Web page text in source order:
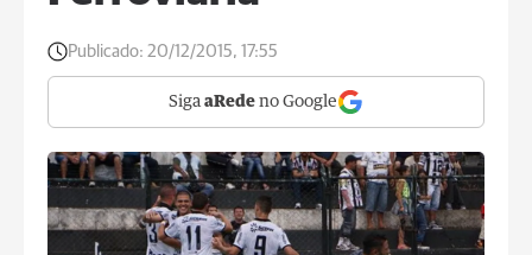
Publicado: 20/12/2015, 17:55
Siga aRede no Google